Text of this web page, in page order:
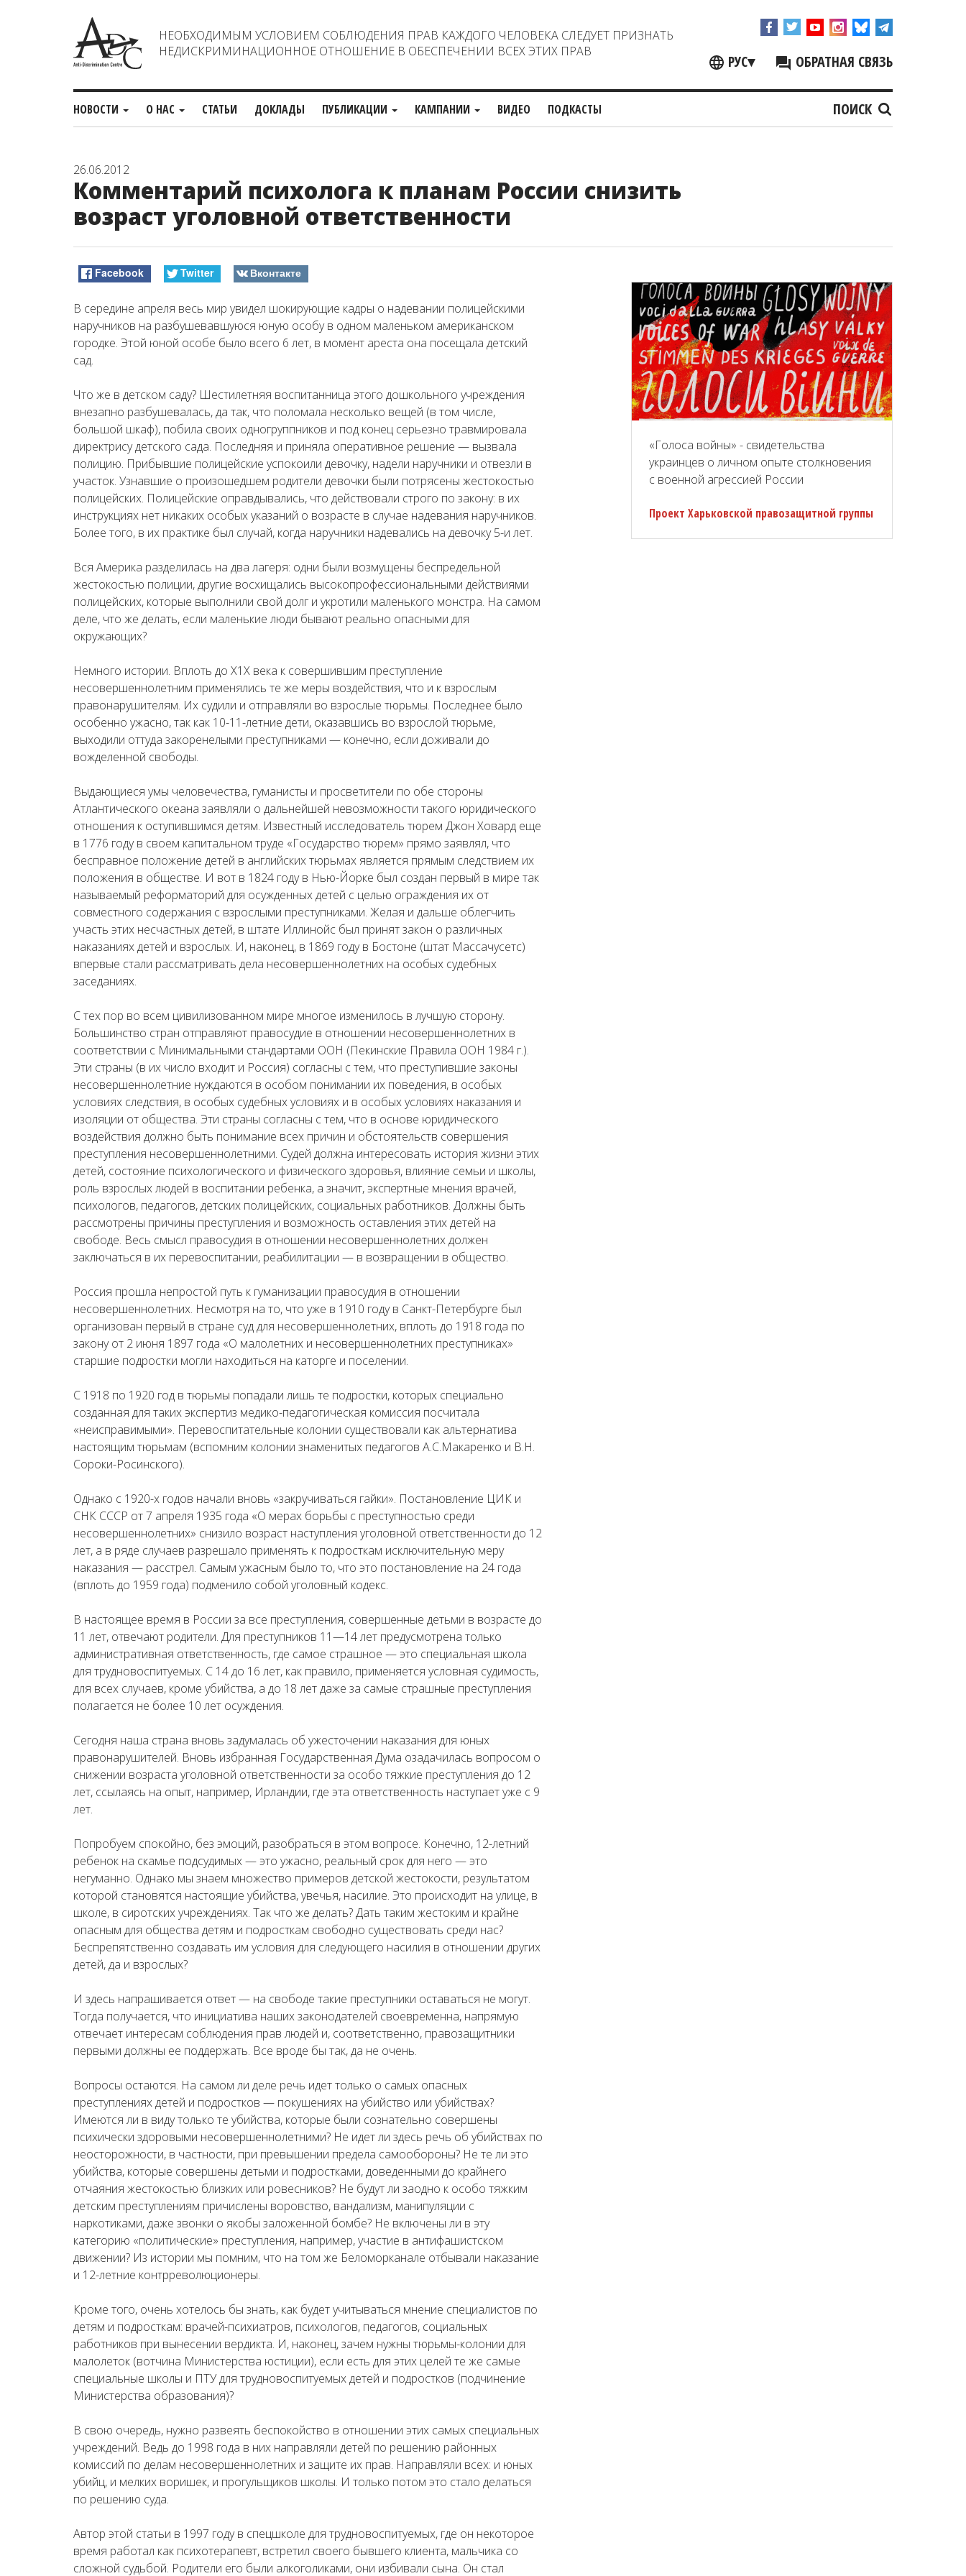
НЕОБХОДИМЫМ УСЛОВИЕМ СОБЛЮДЕНИЯ ПРАВ КАЖДОГО ЧЕЛОВЕКА СЛЕДУЕТ ПРИЗНАТЬ
НЕДИСКРИМИНАЦИОННОЕ ОТНОШЕНИЕ В ОБЕСПЕЧЕНИИ ВСЕХ ЭТИХ ПРАВ
РУС▾ ОБРАТНАЯ СВЯЗЬ
НОВОСТИ О НАС СТАТЬИ ДОКЛАДЫ ПУБЛИКАЦИИ КАМПАНИИ ВИДЕО ПОДКАСТЫ ПОИСК
26.06.2012
Комментарий психолога к планам России снизить
возраст уголовной ответственности
Facebook Twitter Вконтакте
В середине апреля весь мир увидел шокирующие кадры о надевании полицейскими
наручников на разбушевавшуюся юную особу в одном маленьком американском
городке. Этой юной особе было всего 6 лет, в момент ареста она посещала детский
сад.
Что же в детском саду? Шестилетняя воспитанница этого дошкольного учреждения
внезапно разбушевалась, да так, что поломала несколько вещей (в том числе,
большой шкаф), побила своих одногруппников и под конец серьезно травмировала
директрису детского сада. Последняя и приняла оперативное решение — вызвала
полицию. Прибывшие полицейские успокоили девочку, надели наручники и отвезли в
участок. Узнавшие о произошедшем родители девочки были потрясены жестокостью
полицейских. Полицейские оправдывались, что действовали строго по закону: в их
инструкциях нет никаких особых указаний о возрасте в случае надевания наручников.
Более того, в их практике был случай, когда наручники надевались на девочку 5-и лет.
Вся Америка разделилась на два лагеря: одни были возмущены беспредельной
жестокостью полиции, другие восхищались высокопрофессиональными действиями
полицейских, которые выполнили свой долг и укротили маленького монстра. На самом
деле, что же делать, если маленькие люди бывают реально опасными для
окружающих?
Немного истории. Вплоть до Х1Х века к совершившим преступление
несовершеннолетним применялись те же меры воздействия, что и к взрослым
правонарушителям. Их судили и отправляли во взрослые тюрьмы. Последнее было
особенно ужасно, так как 10-11-летние дети, оказавшись во взрослой тюрьме,
выходили оттуда закоренелыми преступниками — конечно, если доживали до
вожделенной свободы.
Выдающиеся умы человечества, гуманисты и просветители по обе стороны
Атлантического океана заявляли о дальнейшей невозможности такого юридического
отношения к оступившимся детям. Известный исследователь тюрем Джон Ховард еще
в 1776 году в своем капитальном труде «Государство тюрем» прямо заявлял, что
бесправное положение детей в английских тюрьмах является прямым следствием их
положения в обществе. И вот в 1824 году в Нью-Йорке был создан первый в мире так
называемый реформаторий для осужденных детей с целью ограждения их от
совместного содержания с взрослыми преступниками. Желая и дальше облегчить
участь этих несчастных детей, в штате Иллинойс был принят закон о различных
наказаниях детей и взрослых. И, наконец, в 1869 году в Бостоне (штат Массачусетс)
впервые стали рассматривать дела несовершеннолетних на особых судебных
заседаниях.
С тех пор во всем цивилизованном мире многое изменилось в лучшую сторону.
Большинство стран отправляют правосудие в отношении несовершеннолетних в
соответствии с Минимальными стандартами ООН (Пекинские Правила ООН 1984 г.).
Эти страны (в их число входит и Россия) согласны с тем, что преступившие законы
несовершеннолетние нуждаются в особом понимании их поведения, в особых
условиях следствия, в особых судебных условиях и в особых условиях наказания и
изоляции от общества. Эти страны согласны с тем, что в основе юридического
воздействия должно быть понимание всех причин и обстоятельств совершения
преступления несовершеннолетними. Судей должна интересовать история жизни этих
детей, состояние психологического и физического здоровья, влияние семьи и школы,
роль взрослых людей в воспитании ребенка, а значит, экспертные мнения врачей,
психологов, педагогов, детских полицейских, социальных работников. Должны быть
рассмотрены причины преступления и возможность оставления этих детей на
свободе. Весь смысл правосудия в отношении несовершеннолетних должен
заключаться в их перевоспитании, реабилитации — в возвращении в общество.
Россия прошла непростой путь к гуманизации правосудия в отношении
несовершеннолетних. Несмотря на то, что уже в 1910 году в Санкт-Петербурге был
организован первый в стране суд для несовершеннолетних, вплоть до 1918 года по
закону от 2 июня 1897 года «О малолетних и несовершеннолетних преступниках»
старшие подростки могли находиться на каторге и поселении.
С 1918 по 1920 год в тюрьмы попадали лишь те подростки, которых специально
созданная для таких экспертиз медико-педагогическая комиссия посчитала
«неисправимыми». Перевоспитательные колонии существовали как альтернатива
настоящим тюрьмам (вспомним колонии знаменитых педагогов А.С.Макаренко и В.Н.
Сороки-Росинского).
Однако с 1920-х годов начали вновь «закручиваться гайки». Постановление ЦИК и
СНК СССР от 7 апреля 1935 года «О мерах борьбы с преступностью среди
несовершеннолетних» снизило возраст наступления уголовной ответственности до 12
лет, а в ряде случаев разрешало применять к подросткам исключительную меру
наказания — расстрел. Самым ужасным было то, что это постановление на 24 года
(вплоть до 1959 года) подменило собой уголовный кодекс.
В настоящее время в России за все преступления, совершенные детьми в возрасте до
11 лет, отвечают родители. Для преступников 11—14 лет предусмотрена только
административная ответственность, где самое страшное — это специальная школа
для трудновоспитуемых. С 14 до 16 лет, как правило, применяется условная судимость,
для всех случаев, кроме убийства, а до 18 лет даже за самые страшные преступления
полагается не более 10 лет осуждения.
Сегодня наша страна вновь задумалась об ужесточении наказания для юных
правонарушителей. Вновь избранная Государственная Дума озадачилась вопросом о
снижении возраста уголовной ответственности за особо тяжкие преступления до 12
лет, ссылаясь на опыт, например, Ирландии, где эта ответственность наступает уже с 9
лет.
Попробуем спокойно, без эмоций, разобраться в этом вопросе. Конечно, 12-летний
ребенок на скамье подсудимых — это ужасно, реальный срок для него — это
негуманно. Однако мы знаем множество примеров детской жестокости, результатом
которой становятся настоящие убийства, увечья, насилие. Это происходит на улице, в
школе, в сиротских учреждениях. Так что же делать? Дать таким жестоким и крайне
опасным для общества детям и подросткам свободно существовать среди нас?
Беспрепятственно создавать им условия для следующего насилия в отношении других
детей, да и взрослых?
И здесь напрашивается ответ — на свободе такие преступники оставаться не могут.
Тогда получается, что инициатива наших законодателей своевременна, напрямую
отвечает интересам соблюдения прав людей и, соответственно, правозащитники
первыми должны ее поддержать. Все вроде бы так, да не очень.
Вопросы остаются. На самом ли деле речь идет только о самых опасных
преступлениях детей и подростков — покушениях на убийство или убийствах?
Имеются ли в виду только те убийства, которые были сознательно совершены
психически здоровыми несовершеннолетними? Не идет ли здесь речь об убийствах по
неосторожности, в частности, при превышении предела самообороны? Не те ли это
убийства, которые совершены детьми и подростками, доведенными до крайнего
отчаяния жестокостью близких или ровесников? Не будут ли заодно к особо тяжким
детским преступлениям причислены воровство, вандализм, манипуляции с
наркотиками, даже звонки о якобы заложенной бомбе? Не включены ли в эту
категорию «политические» преступления, например, участие в антифашистском
движении? Из истории мы помним, что на том же Беломорканале отбывали наказание
и 12-летние контрреволюционеры.
Кроме того, очень хотелось бы знать, как будет учитываться мнение специалистов по
детям и подросткам: врачей-психиатров, психологов, педагогов, социальных
работников при вынесении вердикта. И, наконец, зачем нужны тюрьмы-колонии для
малолеток (вотчина Министерства юстиции), если есть для этих целей те же самые
специальные школы и ПТУ для трудновоспитуемых детей и подростков (подчинение
Министерства образования)?
В свою очередь, нужно развеять беспокойство в отношении этих самых специальных
учреждений. Ведь до 1998 года в них направляли детей по решению районных
комиссий по делам несовершеннолетних и защите их прав. Направляли всех: и юных
убийц, и мелких воришек, и прогульщиков школы. И только потом это стало делаться
по решению суда.
Автор этой статьи в 1997 году в спецшколе для трудновоспитуемых, где он некоторое
время работал как психотерапевт, встретил своего бывшего клиента, мальчика со
сложной судьбой. Родители его были алкоголиками, они избивали сына. Он стал
«Голоса войны» - свидетельства
украинцев о личном опыте столкновения
с военной агрессией России
Проект Харьковской правозащитной группы